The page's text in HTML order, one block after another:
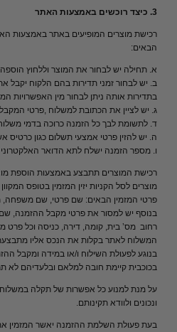
3. כיצד רוכשים באמצעות האתר
רכישת מוצרים המופיעים באתר באמצעות
הבאים:
א. תחילה יש לבחור את המוצר וללחוץ
ב. יש לבחור זמני תדירות בהם הלקוח יקבל
בתדירות אותה ניתן לבחור מין האפשרויות
ג. יש לציין את הכתובת למשלוח ,פרטי
ד. לתשומת לבך כל הזמנה כרוכה בדמי
ה. יש להזין פרטי אמצעי תשלום כגון כרטיס
ו. מספר הזמנה ישלח לתא הדואר
רכישת המוצרים תתבצע באמצעות הוספת
מוצרים לסל הקניות יזין המזמין בטופס
פרטי המזמין הבאים: שם פרטי, שם משפחה,
בנוסף יש למסור את פרטי מקבל ההזמנה,
רחוב מס’ בית, קומה, דירה, כניסה וכל פרט
המשלוח לאתר בקלות את הנכס אליו
בנוגע לפעולת השילוח ו/או במידה ומקבל
בכוכבית קיימת חובה למלאם ובלעדיהם
על מנת למנוע כל אפשרות של תקלה במשלוח
ונכונים ולוודא תקינותם.
בעת פעולת השלמת ההזמנה יאשר המזמין